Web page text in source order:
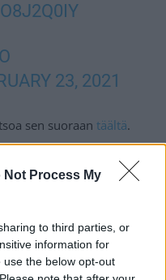
Not Process My
to third parties, or
information for
the below opt-out
23, 2021
sen suoraan täältä.
selkeästi niskan
tulemaan väliin ja
niin tässä Foligno